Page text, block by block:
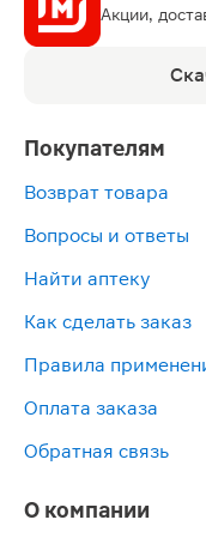
Акции,
Покупателям
Возврат товара
Вопросы и ответы
Найти аптеку
Как сделать заказ
Правила
Оплата заказа
Обратная связь
О компании